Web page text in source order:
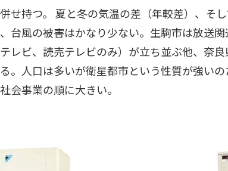
せ持つ。 夏と冬の気温の差（年較差）、そ
台風の被害はかなり少ない。生駒市は放送
レビ、読売テレビのみ）が立ち並ぶ他、奈
。人口は多いが衛星都市という性質が強い
会事業の順に大きい。